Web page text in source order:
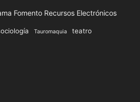
Fomento Recursos Electrónicos
Tauromaquia teatro